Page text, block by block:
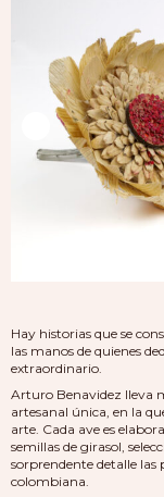
Hay historias que se
las manos de quienes
extraordinario.
Arturo Benavidez lleva
artesanal única, en la
arte. Cada ave es
semillas de girasol,
sorprendente detalle las
colombiana.